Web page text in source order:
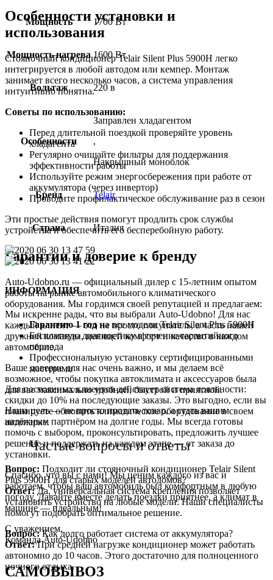
Особенности установки и
использования
Стояночный кондиционер Telair Silent Plus 5900H легко
интегрируется в любой автодом или кемпер. Монтаж
занимает всего несколько часов, а система управления
интуитивно понятна.
Советы по использованию:
Перед длительной поездкой проверяйте уровень
хладагента
Регулярно очищайте фильтры для поддержания
эффективности работы
Используйте режим энергосбережения при работе от
аккумулятора (через инвертор)
Проводите профилактическое обслуживание раз в сезон
Эти простые действия помогут продлить срок службы
устройства и обеспечить его бесперебойную работу.
Гарантии и доверие к бренду
Auto-Udobno.ru — официальный дилер с 15-летним опытом
работы на рынке автомобильного климатического
оборудования. Мы гордимся своей репутацией и предлагаем:
Гарантию 1 годна все модели Telair Silent Plus 5900H
Бесплатную диагностику в течение гарантийного
периода
Профессиональную установку сертифицированными
мастерами
Для постоянных клиентов действует система лояльности:
скидки до 10% на последующие заказы. Это выгодно, если вы
планируете обновить климатическое оборудование в своем
автопарке.
Частые вопросы и ответы
Вопрос: Подходит ли стояночный кондиционер Telair Silent
Plus 5900H для старых моделей автодомов?
Ответ:Да, универсальная система крепления позволяет
установить устройство на любые модели. Наши специалисты
помогут подобрать оптимальное решение.
Вопрос:Как долго работает система от аккумулятора?
Ответ:При средней нагрузке кондиционер может работать
автономно до 10 часов. Этого достаточно для полноценного
ночного отдыха.
Мощность 1700 Вт
Мощность нагрева 1600 Bт
Вольтаж 220 в
Особенности
Заправлен хладагентом
,
Накрышный моноблок
Бренд Telair
Страна Италия
ИНФОРМАЦИЯ
Мы искренне рады, что вы выбрали Auto-Udobno! Для нас
каждый клиент — это не просто покупатель, а часть нашей
дружной команды, ценящей комфорт и качество в каждом
автомобиле.
Ваше доверие для нас очень важно, и мы делаем всё
возможное, чтобы покупка автоклимата и аксессуаров была
для вас максимально удобной, быстрой и приятной.
Наша цель — не просто продать товар, а стать вашим
надёжным партнёром на долгие годы. Мы всегда готовы
помочь с выбором, проконсультировать, предложить лучшее
решение и поддержать на каждом этапе — от заказа до
установки.
Спасибо, что вы с нами! Мы ценим каждого из вас и
работаем, чтобы ваш автомобиль был комфортным в любую
погоду. Давайте вместе делать поездки приятнее, а климат в
машине — идеальным!
С уважением,
Команда Auto-Udobno
САМОВЫВОЗ